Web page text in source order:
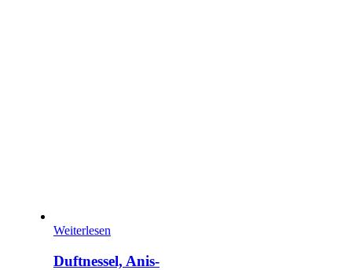
Weiterlesen
Duftnessel, Anis-